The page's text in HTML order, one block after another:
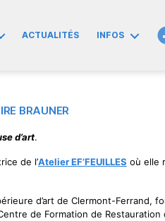
ACTUALITÉS INFOS
BRAUNER
d’art.
de l’Atelier EF’FEUILLES où elle
d’art de Clermont-Ferrand,
de Formation de Restauration